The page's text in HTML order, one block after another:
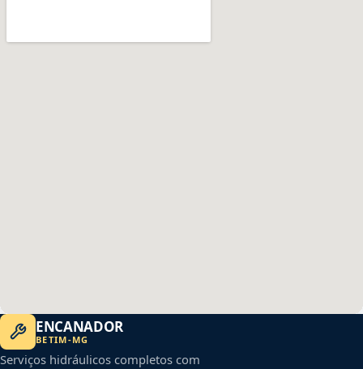
ENCANADOR
BETIM-MG
Serviços hidráulicos completos com